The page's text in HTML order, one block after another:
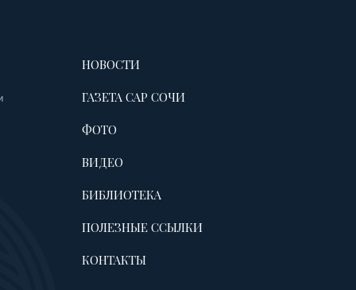
НОВОСТИ
ГАЗЕТА САР СОЧИ
ФОТО
ВИДЕО
БИБЛИОТЕКА
ПОЛЕЗНЫЕ ССЫЛКИ
КОНТАКТЫ